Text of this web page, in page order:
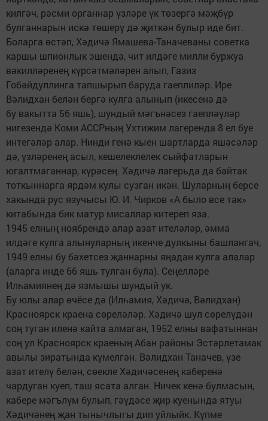
килгәч, рәсми органнар үзләре үк төзергә мәҗбүр
булганнарын искә төшерү дә җиткән булыр иде бит.
Боларга өстәп, Хәдичә Ямашева-Таначеваны советка
каршы шпионлык эшендә, чит илдәге милли буржуа
вәкилләренең күрсәтмәләрен алып, Газиз
Гобәйдуллинга тапшырып баруда гаеплиләр. Ире
Вәлидхан белән бергә кулга алынып (икесенә дә
бу вакытта 56 яшь), шундый мәгънәсез гаепләүләр
нигезендә Коми АССРның Ухтижим лагеренда 8 ел буе
интегәләр алар. Нинди генә кыен шартларда яшәсәләр
дә, үзләренең асыл, кешелеклелек сыйфатларын
югалтмаганнар, күрәсең. Хәдичә лагерьда да байтак
тоткыннарга ярдәм кулы сузган икән. Шуларның берсе
хакында рус язучысы Ю. И. Чирков «А было все так»
китабында бик матур мисаллар китереп яза.
1945 елның ноябрендә алар азат ите­ләләр, әмма
илдәге кулга алынуларның икенче дулкыны башлангач,
1949 елны бу бәхетсез җаннарны яңадан кулга алалар
(аларга инде 66 яшь тулган була). Сеңелләре
Илһамиянең дә язмышы шундый ук.
Бу юлы алар өчёсе дә (Илһамия, Хәдичә, Вәлидхан)
Красноярск краена сөреләләр. Хәдичә шул сөрелүдән
соң туган иленә кайта алмаган, 1952 елны вафатыннан
соң ул Красноярск краеның Абан районы Эстәрлетамак
авылы зиратында күмелгән. Вәлидхан Таначев, үзе
азат ителү белән, сөекле Хәдичәсенең каберенә
чардуган куеп, таш ясата алган. Ничек кенә булмасын,
кабере мәгълүм булып, гәүдәсе җир куенында ятуы
Хәдичәнең җан тынычлыгы дип уйлыйк. Күпме